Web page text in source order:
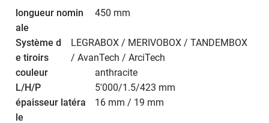
450 mm
LEGRABOX / MERIVOBOX / TANDEMBOX
/ AvanTech / ArciTech
anthracite
5'000/1.5/423 mm
16 mm / 19 mm